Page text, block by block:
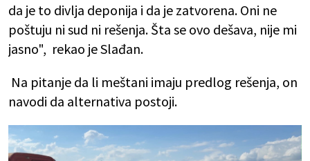
da je to divlja deponija i da je zatvorena. Oni ne
poštuju ni sud ni rešenja. Šta se ovo dešava, nije mi
jasno", rekao je Slađan.
Na pitanje da li meštani imaju predlog rešenja, on
navodi da alternativa postoji.